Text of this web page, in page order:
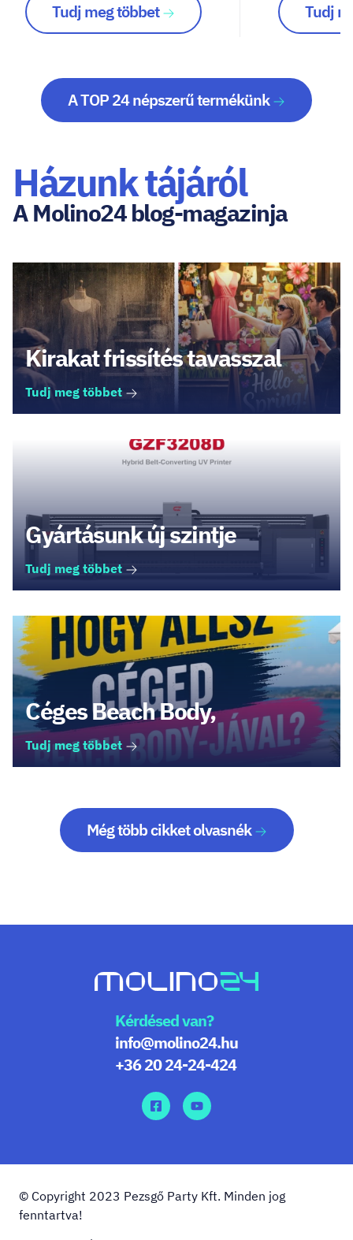
Tudj meg többet Tudj
A TOP 24 népszerű termékünk
Házunk tájáról
A Molino24 blog-magazinja
Kirakat frissítés tavasszal
Tudj meg többet
Gyártásunk új szintje
Tudj meg többet
Céges Beach Body,
Tudj meg többet
Még több cikket olvasnék
Kérdésed van?
info@molino24.hu
+36 20 24-24-424
© Copyright 2023 Pezsgő Party Kft. Minden jog
fenntartva!